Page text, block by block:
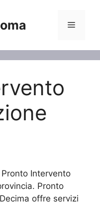
Menu
Intervento
Pronto
offre servizi